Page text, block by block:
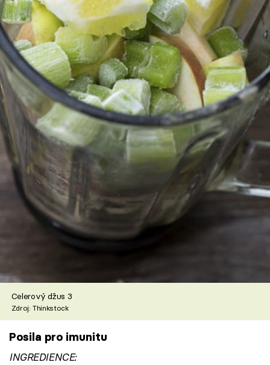
Celerový džus 3
Zdroj: Thinkstock
Posila pro imunitu
INGREDIENCE: